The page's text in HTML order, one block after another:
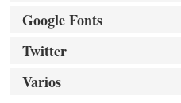
Google Fonts
Twitter
Varios